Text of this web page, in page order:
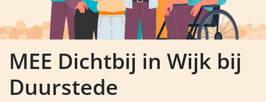
MEE Dichtbij in Wijk bij
Duurstede